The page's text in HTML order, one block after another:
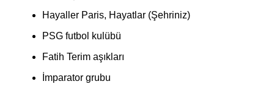
Hayaller Paris, Hayatlar (Şehriniz)
PSG futbol kulübü
Fatih Terim aşıkları
İmparator grubu